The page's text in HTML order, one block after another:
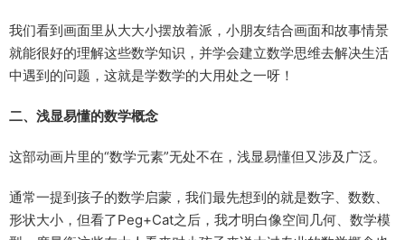
我们看到画面里从大大小摆放着派，小朋友结合画面和故事情景
就能很好的理解这些数学知识，并学会建立数学思维去解决生活
中遇到的问题，这就是学数学的大用处之一呀！
二、浅显易懂的数学概念
这部动画片里的“数学元素”无处不在，浅显易懂但又涉及广泛。
通常一提到孩子的数学启蒙，我们最先想到的就是数字、数数、
形状大小，但看了Peg+Cat之后，我才明白像空间几何、数学模